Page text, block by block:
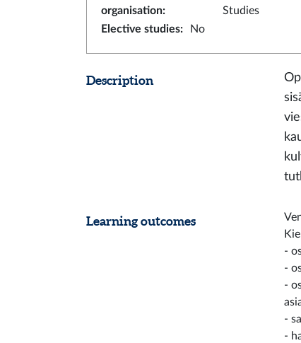
organisation:
Studies
Elective studies: No
Description
Learning outcomes
-
-
-
-
-